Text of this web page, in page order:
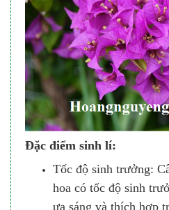
Đặc điểm sinh lí:
Tốc độ sinh trưởng:
hoa có tốc độ sinh
ưa sáng và thích hợp